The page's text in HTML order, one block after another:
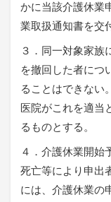
かに当該介護休業
業取扱通知書を交
３．同一対象家族
を撤回した者につ
ることはできない
医院がこれを適当
るものとする。
４．介護休業開始
死亡等により申出
には、介護休業の